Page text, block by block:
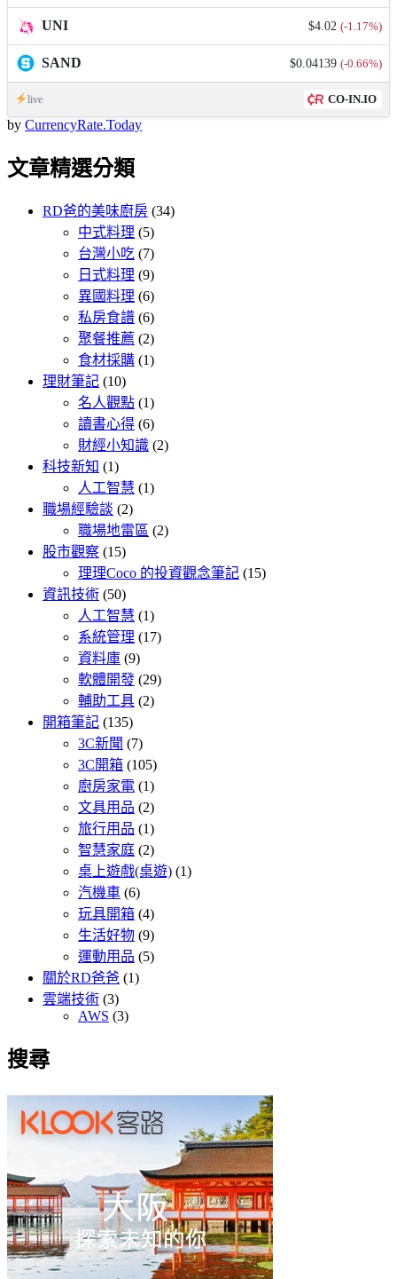
UNI $4.02 (-1.17%)
SAND $0.04139 (-0.66%)
live CO-IN.IO
by CurrencyRate.Today
文章精選分類
RD爸的美味廚房 (34)
中式料理 (5)
台灣小吃 (7)
日式料理 (9)
異國料理 (6)
私房食譜 (6)
聚餐推薦 (2)
食材採購 (1)
理財筆記 (10)
名人觀點 (1)
讀書心得 (6)
財經小知識 (2)
科技新知 (1)
人工智慧 (1)
職場經驗談 (2)
職場地雷區 (2)
股市觀察 (15)
理理Coco 的投資觀念筆記 (15)
資訊技術 (50)
人工智慧 (1)
系統管理 (17)
資料庫 (9)
軟體開發 (29)
輔助工具 (2)
開箱筆記 (135)
3C新聞 (7)
3C開箱 (105)
廚房家電 (1)
文具用品 (2)
旅行用品 (1)
智慧家庭 (2)
桌上遊戲(桌遊) (1)
汽機車 (6)
玩具開箱 (4)
生活好物 (9)
運動用品 (5)
關於RD爸爸 (1)
雲端技術 (3)
AWS (3)
搜尋